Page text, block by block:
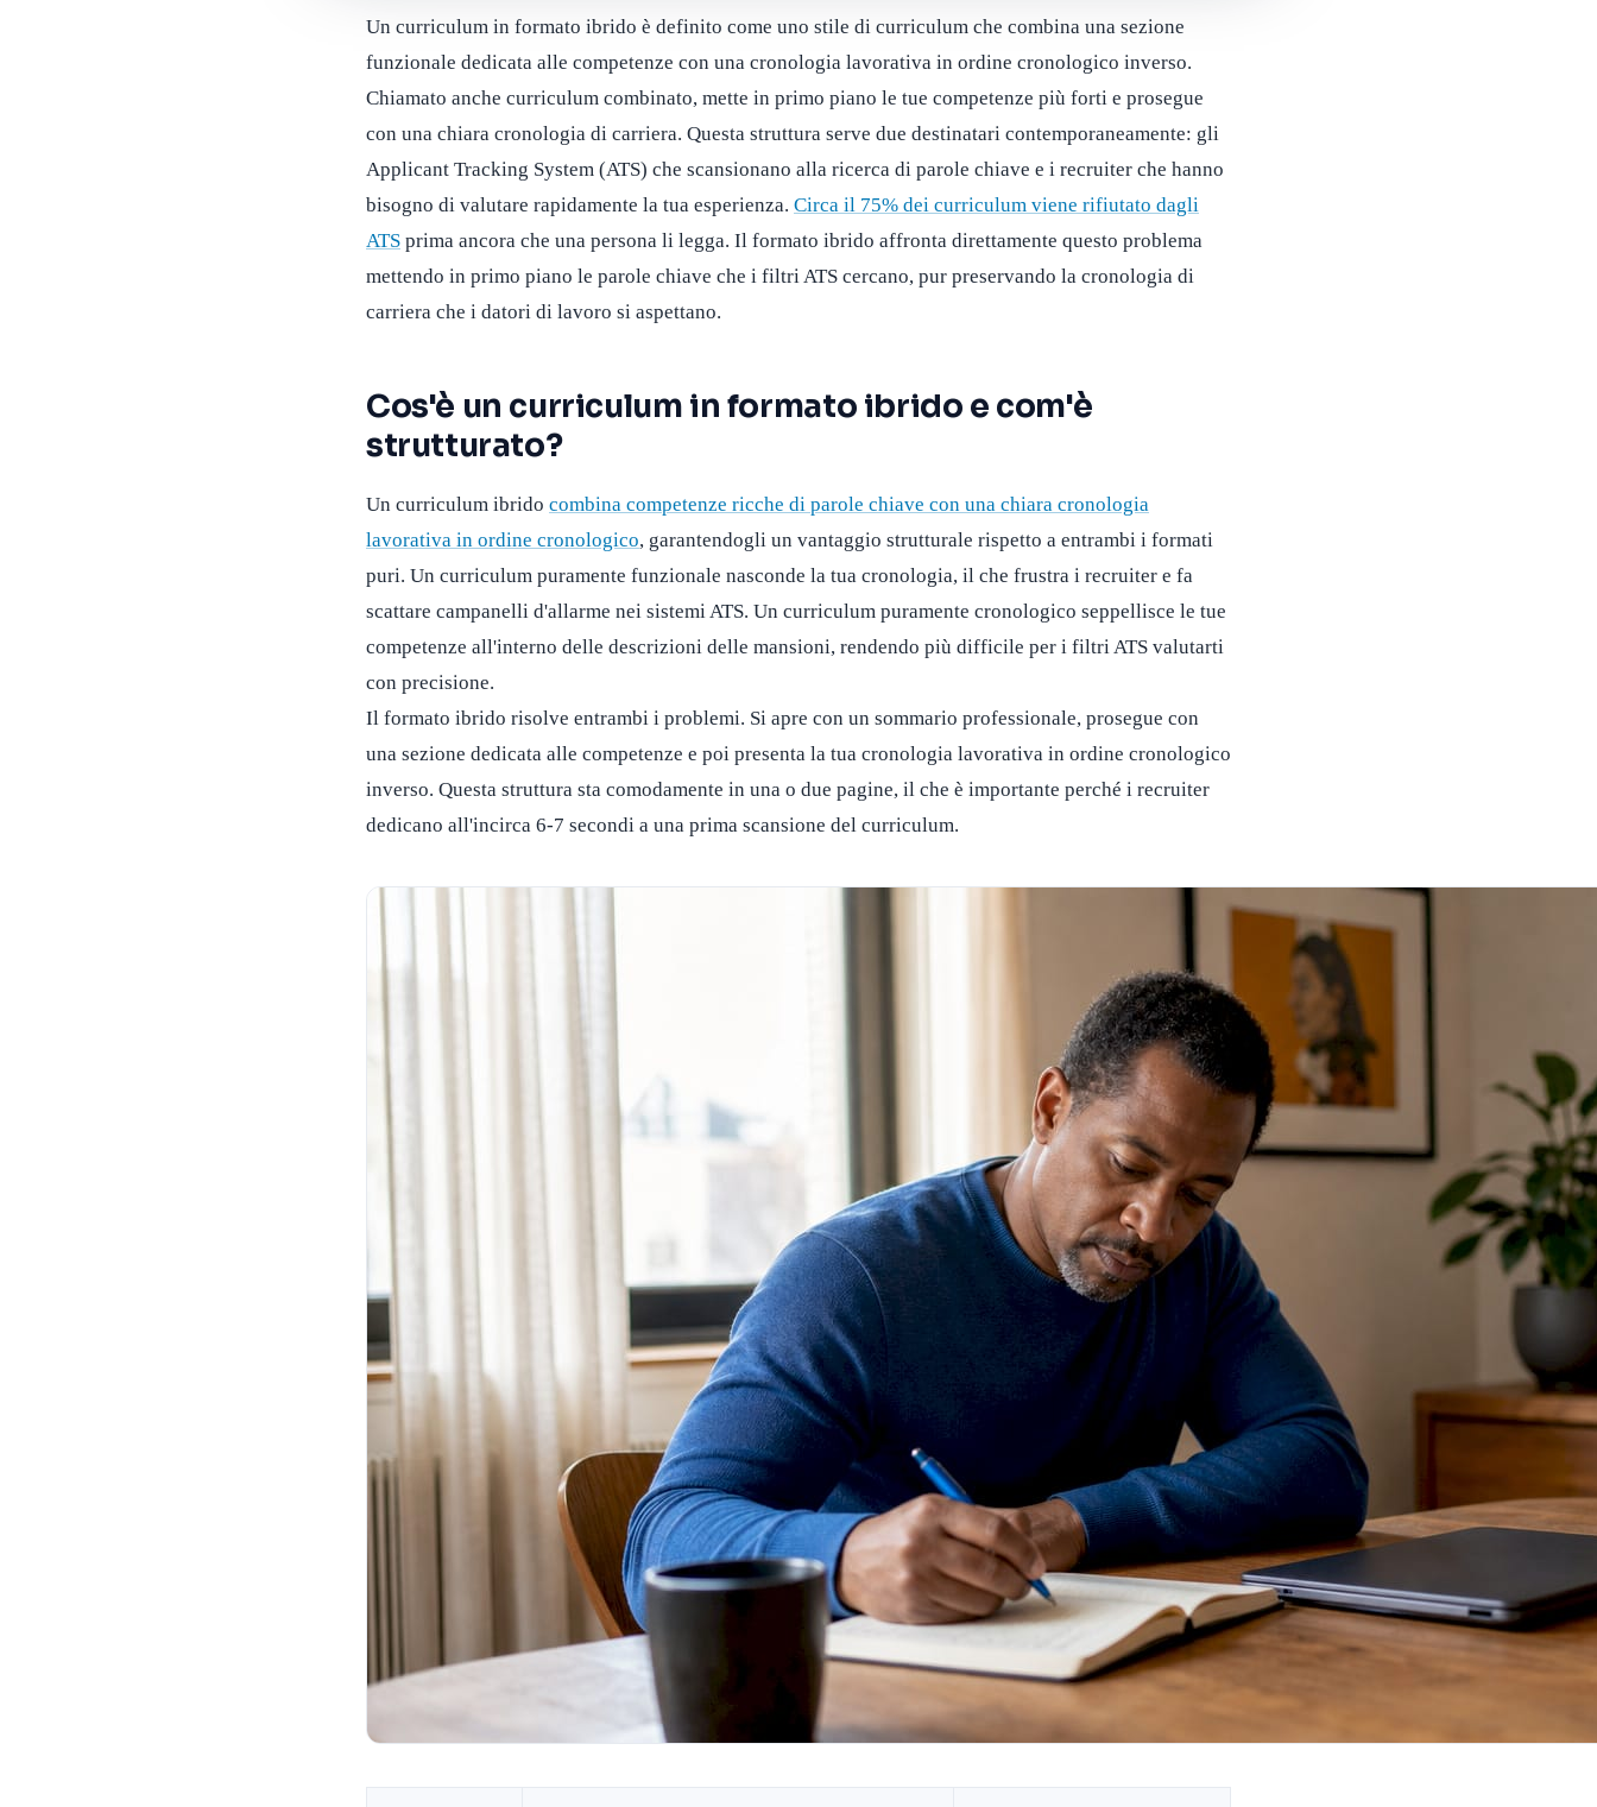
Un curriculum in formato ibrido è definito come uno stile di curriculum che combina una sezione
funzionale dedicata alle competenze con una cronologia lavorativa in ordine cronologico inverso.
Chiamato anche curriculum combinato, mette in primo piano le tue competenze più forti e prosegue
con una chiara cronologia di carriera. Questa struttura serve due destinatari contemporaneamente: gli
Applicant Tracking System (ATS) che scansionano alla ricerca di parole chiave e i recruiter che hanno
bisogno di valutare rapidamente la tua esperienza. Circa il 75% dei curriculum viene rifiutato dagli
ATS prima ancora che una persona li legga. Il formato ibrido affronta direttamente questo problema
mettendo in primo piano le parole chiave che i filtri ATS cercano, pur preservando la cronologia di
carriera che i datori di lavoro si aspettano.
Cos'è un curriculum in formato ibrido e com'è
strutturato?
Un curriculum ibrido combina competenze ricche di parole chiave con una chiara cronologia
lavorativa in ordine cronologico, garantendogli un vantaggio strutturale rispetto a entrambi i formati
puri. Un curriculum puramente funzionale nasconde la tua cronologia, il che frustra i recruiter e fa
scattare campanelli d'allarme nei sistemi ATS. Un curriculum puramente cronologico seppellisce le tue
competenze all'interno delle descrizioni delle mansioni, rendendo più difficile per i filtri ATS valutarti
con precisione.
Il formato ibrido risolve entrambi i problemi. Si apre con un sommario professionale, prosegue con
una sezione dedicata alle competenze e poi presenta la tua cronologia lavorativa in ordine cronologico
inverso. Questa struttura sta comodamente in una o due pagine, il che è importante perché i recruiter
dedicano all'incirca 6-7 secondi a una prima scansione del curriculum.